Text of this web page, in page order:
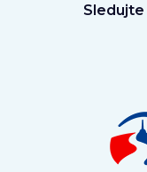
Sledujte